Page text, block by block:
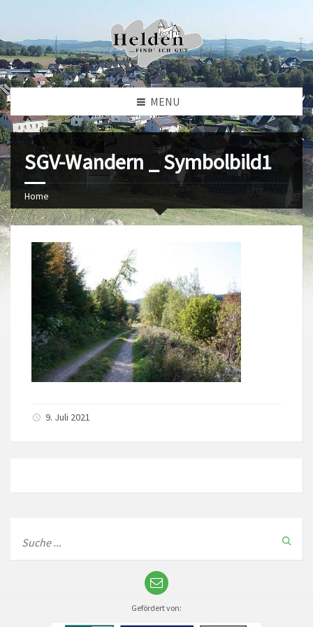
MENU
SGV-Wandern _ Symbolbild1
Home
9. Juli 2021
Gefördert von: